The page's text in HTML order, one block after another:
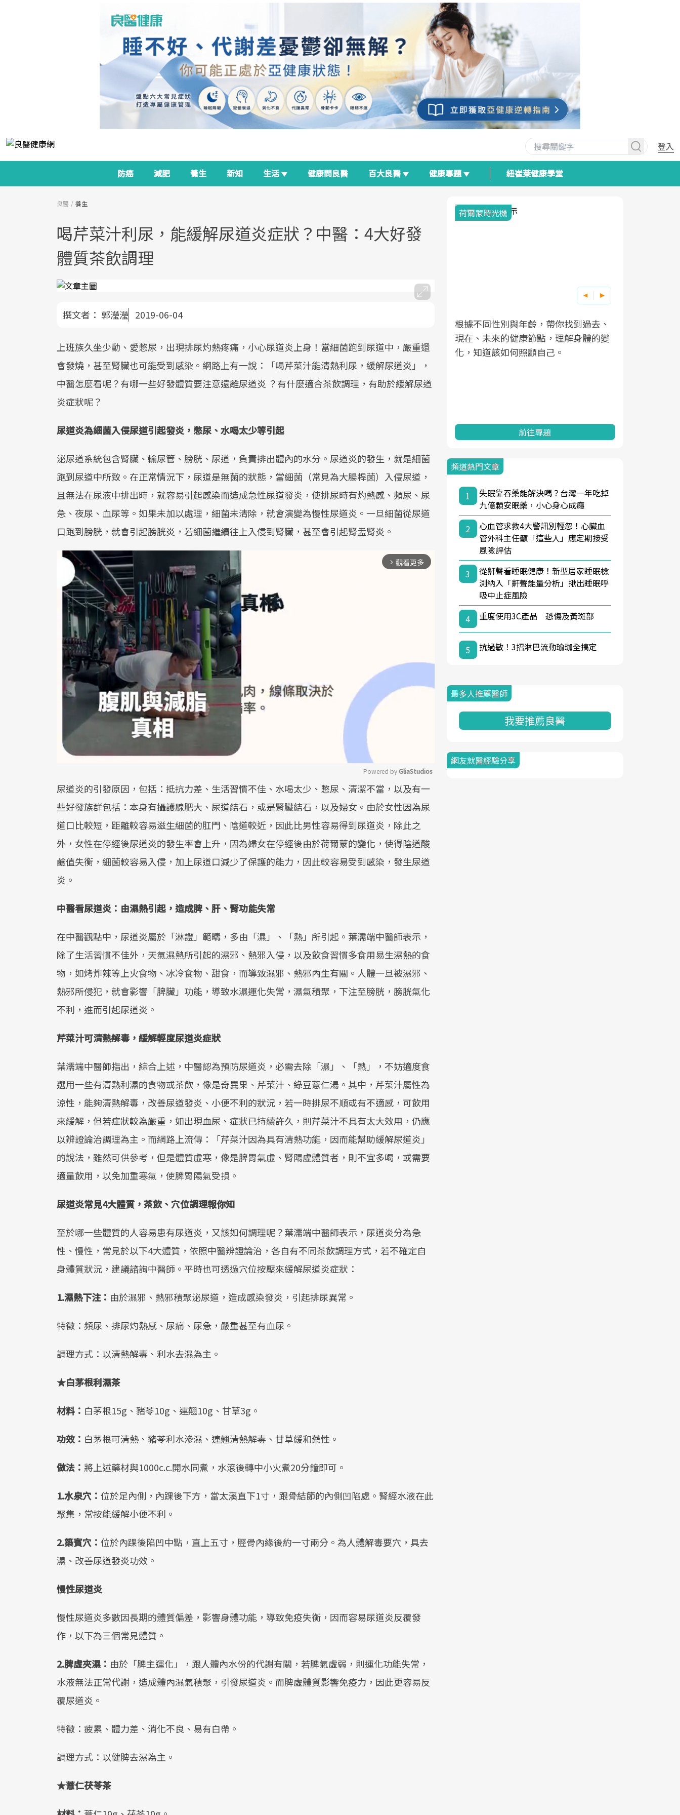
登入
防癌 減肥 養生 新知 生活 健康問良醫 百大良醫 健康專題 紐崔萊健康學堂
良醫 養生
喝芹菜汁利尿，能緩解尿道炎症狀？中醫：4大好發
體質茶飲調理
撰文者： 郭瀅瀅 2019-06-04
上班族久坐少動、愛憋尿，出現排尿灼熱疼痛，小心尿道炎上身！當細菌跑到尿道中，嚴重還
會發燒，甚至腎臟也可能受到感染。網路上有一說：「喝芹菜汁能清熱利尿，緩解尿道炎」，
中醫怎麼看呢？有哪一些好發體質要注意遠離尿道炎 ？有什麼適合茶飲調理，有助於緩解尿道
炎症狀呢？
尿道炎為細菌入侵尿道引起發炎，憋尿、水喝太少等引起
泌尿道系統包含腎臟、輸尿管、膀胱、尿道，負責排出體內的水分。尿道炎的發生，就是細菌
跑到尿道中所致。在正常情況下，尿道是無菌的狀態，當細菌（常見為大腸桿菌）入侵尿道，
且無法在尿液中排出時，就容易引起感染而造成急性尿道發炎，使排尿時有灼熱感、頻尿、尿
急、夜尿、血尿等。如果未加以處理，細菌未清除，就會演變為慢性尿道炎。一旦細菌從尿道
口跑到膀胱，就會引起膀胱炎，若細菌繼續往上入侵到腎臟，甚至會引起腎盂腎炎。
arrow_forward_ios 觀看更多
Mute
Powered by GliaStudios
尿道炎的引發原因，包括：抵抗力差、生活習慣不佳、水喝太少、憋尿、清潔不當，以及有一
些好發族群包括：本身有攝護腺肥大、尿道結石，或是腎臟結石，以及婦女。由於女性因為尿
道口比較短，距離較容易滋生細菌的肛門、陰道較近，因此比男性容易得到尿道炎，除此之
外，女性在停經後尿道炎的發生率會上升，因為婦女在停經後由於荷爾蒙的變化，使得陰道酸
鹼值失衡，細菌較容易入侵，加上尿道口減少了保護的能力，因此較容易受到感染，發生尿道
炎。
中醫看尿道炎：由濕熱引起，造成脾、肝、腎功能失常
在中醫觀點中，尿道炎屬於「淋證」範疇，多由「濕」、「熱」所引起。葉濡端中醫師表示，
除了生活習慣不佳外，天氣濕熱所引起的濕邪、熱邪入侵，以及飲食習慣多食用易生濕熱的食
物，如烤炸辣等上火食物、冰冷食物、甜食，而導致濕邪、熱邪內生有關。人體一旦被濕邪、
熱邪所侵犯，就會影響「脾臟」功能，導致水濕運化失常，濕氣積聚，下注至膀胱，膀胱氣化
不利，進而引起尿道炎。
芹菜汁可清熱解毒，緩解輕度尿道炎症狀
葉濡端中醫師指出，綜合上述，中醫認為預防尿道炎，必需去除「濕」、「熱」，不妨適度食
選用一些有清熱利濕的食物或茶飲，像是奇異果、芹菜汁、綠豆薏仁湯。其中，芹菜汁屬性為
涼性，能夠清熱解毒，改善尿道發炎、小便不利的狀況，若一時排尿不順或有不適感，可飲用
來緩解，但若症狀較為嚴重，如出現血尿、症狀已持續許久，則芹菜汁不具有太大效用，仍應
以辨證論治調理為主。而網路上流傳：「芹菜汁因為具有清熱功能，因而能幫助緩解尿道炎」
的說法，雖然可供參考，但是體質虛寒，像是脾胃氣虛、腎陽虛體質者，則不宜多喝，或需要
適量飲用，以免加重寒氣，使脾胃陽氣受損。
尿道炎常見4大體質，茶飲、穴位調理報你知
至於哪一些體質的人容易患有尿道炎，又該如何調理呢？葉濡端中醫師表示，尿道炎分為急
性、慢性，常見於以下4大體質，依照中醫辨證論治，各自有不同茶飲調理方式，若不確定自
身體質狀況，建議諮詢中醫師。平時也可透過穴位按壓來緩解尿道炎症狀：
1.濕熱下注： 由於濕邪、熱邪積聚泌尿道，造成感染發炎，引起排尿異常。
特徵：頻尿、排尿灼熱感、尿痛、尿急，嚴重甚至有血尿。
調理方式：以清熱解毒、利水去濕為主。
★白茅根利濕茶
材料： 白茅根15g、豬苓10g、連翹10g、甘草3g。
功效： 白茅根可清熱、豬苓利水滲濕、連翹清熱解毒、甘草緩和藥性。
做法： 將上述藥材與1000c.c.開水同煮，水滾後轉中小火煮20分鐘即可。
1.水泉穴： 位於足內側，內踝後下方，當太溪直下1寸，跟骨結節的內側凹陷處。腎經水液在此
聚集，常按能緩解小便不利。
2.築賓穴： 位於內踝後陷凹中點，直上五寸，脛骨內緣後約一寸兩分。為人體解毒要穴，具去
濕、改善尿道發炎功效。
慢性尿道炎
慢性尿道炎多數因長期的體質偏差，影響身體功能，導致免疫失衡，因而容易尿道炎反覆發
作，以下為三個常見體質。
2.脾虛夾濕： 由於「脾主運化」，跟人體內水份的代謝有關，若脾氣虛弱，則運化功能失常，
水液無法正常代謝，造成體內濕氣積聚，引發尿道炎。而脾虛體質影響免疫力，因此更容易反
覆尿道炎。
特徵：疲累、體力差、消化不良、易有白帶。
調理方式：以健脾去濕為主。
★薏仁茯苓茶
政策如「健康台灣推動委員會」與「長
照3.0」的推進，「預防醫學」已成全民
關注的核心議題。然而，健檢不只是醫
全面啟動你的健康革命！
建立對亞健康的認知，進而引導實際的
改善行動。
荷爾蒙時光機
根據不同性別與年齡，帶你找到過去、
現在、未來的健康節點，理解身體的變
化，知道該如何照顧自己。
前往專題
頻道熱門文章
1
失眠靠吞藥能解決嗎？台灣一年吃掉
九億顆安眠藥，小心身心成癮
2
心血管求救4大警訊別輕忽！心臟血
管外科主任籲「這些人」應定期接受
風險評估
3
從鼾聲看睡眠健康！新型居家睡眠檢
測納入「鼾聲能量分析」揪出睡眠呼
吸中止症風險
4
重度使用3C產品 恐傷及黃斑部
5 抗過敏！3招淋巴流動瑜珈全搞定
最多人推薦醫師
我要推薦良醫
網友就醫經驗分享